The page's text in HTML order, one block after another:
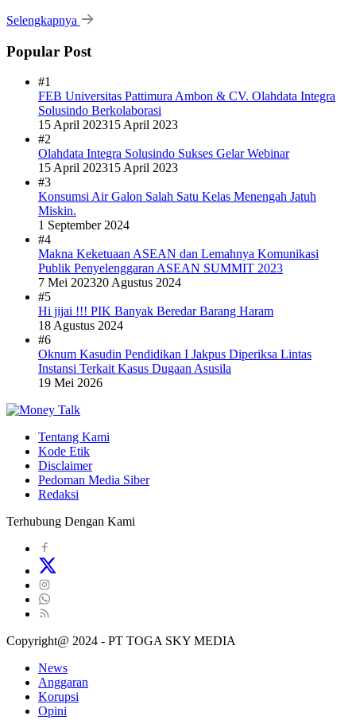
Selengkapnya
Popular Post
#1
FEB Universitas Pattimura Ambon & CV. Olahdata Integra
Solusindo Berkolaborasi
15 April 202315 April 2023
#2
Olahdata Integra Solusindo Sukses Gelar Webinar
15 April 202315 April 2023
#3
Konsumsi Air Galon Salah Satu Kelas Menengah Jatuh
Miskin.
1 September 2024
#4
Makna Keketuaan ASEAN dan Lemahnya Komunikasi
Publik Penyelenggaran ASEAN SUMMIT 2023
7 Mei 202320 Agustus 2024
#5
Hi jijai !!! PIK Banyak Beredar Barang Haram
18 Agustus 2024
#6
Oknum Kasudin Pendidikan I Jakpus Diperiksa Lintas
Instansi Terkait Kasus Dugaan Asusila
19 Mei 2026
Tentang Kami
Kode Etik
Disclaimer
Pedoman Media Siber
Redaksi
Terhubung Dengan Kami
Copyright@ 2024 - PT TOGA SKY MEDIA
News
Anggaran
Korupsi
Opini